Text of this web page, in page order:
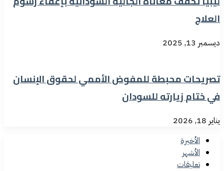
العلاج
ديسمبر 13, 2025
تصريحات محبطة للمفوض الأممي لحقوق الإنسان
في ختام زيارته للسودان
يناير 18, 2026
الأخيرة
الأشهر
تعليقات